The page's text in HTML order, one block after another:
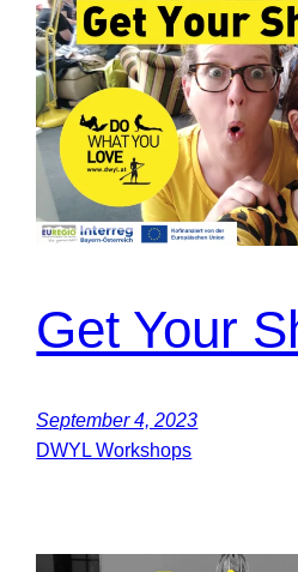
Get Your
September 4, 2023
DWYL Workshops